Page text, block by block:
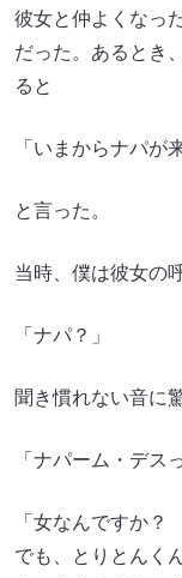
彼女と仲よくなっ
だった。あるとき
ると
「いまからナパが
と言った。
当時、僕は彼女の
「ナパ？」
聞き慣れない音に
「ナパーム・デ
「女なんですか
でも、とりとんく